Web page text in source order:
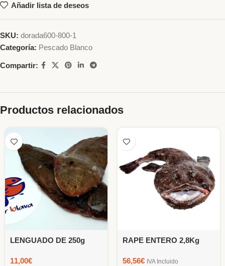
Añadir lista de deseos
SKU: dorada600-800-1
Categoría: Pescado Blanco
Compartir:
Productos relacionados
LENGUADO DE 250g
11,00€
RAPE ENTERO 2,8Kg
56,56€ IVA Incluido